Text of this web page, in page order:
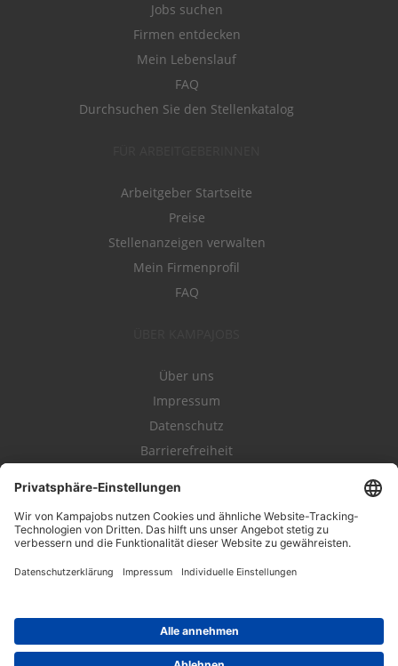
Jobs suchen
Firmen entdecken
Mein Lebenslauf
FAQ
Durchsuchen Sie den Stellenkatalog
Arbeitgeber Startseite
Preise
Stellenanzeigen verwalten
Mein Firmenprofil
FAQ
Über uns
Impressum
Datenschutz
Barrierefreiheit
Kampahire
Kampagnenforum
LeadNow